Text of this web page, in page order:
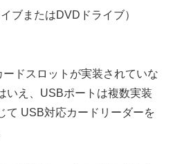
ブまたはDVDドライブ）
ドスロットが実装されていな
いえ、USBポートは複数実装
て USB対応カードリーダーを